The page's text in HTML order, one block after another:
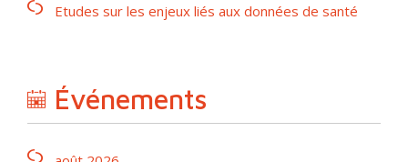
Etudes sur les enjeux liés aux données de santé
Événements